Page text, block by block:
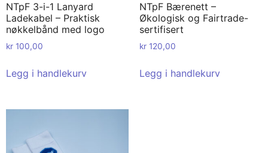
NTpF 3-i-1 Lanyard
Ladekabel – Praktisk
nøkkelbånd med logo
kr 100,00
Legg i handlekurv
NTpF Bærenett –
Økologisk og Fairtrade-
sertifisert
kr120,00
Legg i handlekurv